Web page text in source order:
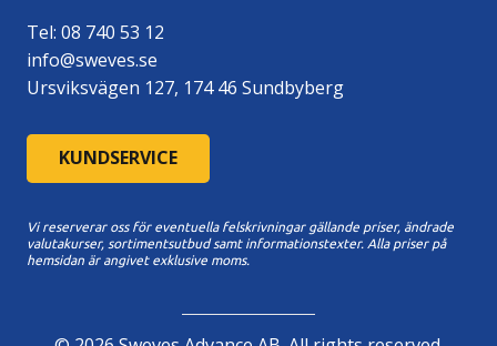
Tel: 08 740 53 12
info@sweves.se
Ursviksvägen 127, 174 46 Sundbyberg
KUNDSERVICE
Vi reserverar oss för eventuella felskrivningar gällande priser, ändrade
valutakurser, sortimentsutbud samt informationstexter. Alla priser på
hemsidan är angivet exklusive moms.